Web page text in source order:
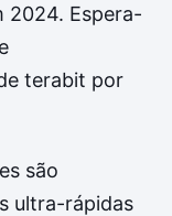
2024. Espera-
terabit por
são
ultra-rápidas